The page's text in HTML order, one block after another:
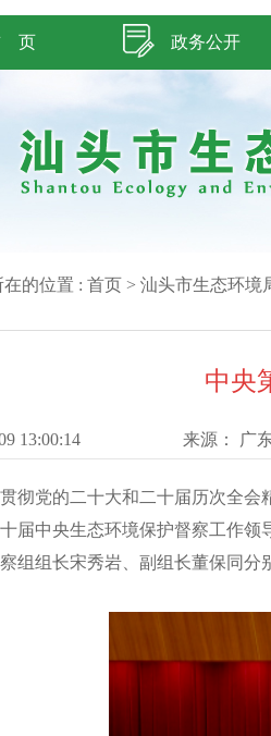
页 政务公开
的位置 : 首页 > 汕头市生态环境
中央
13:00:14 来源： 广
贯彻党的二十大和二十届历次全会
届中央生态环境保护督察工作领
组组长宋秀岩 、副组长董保同分